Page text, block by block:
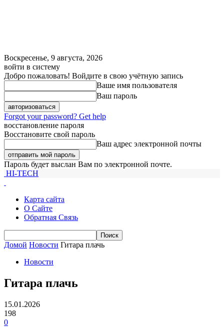
Воскресенье, 9 августа, 2026
войти в систему
Добро пожаловать! Войдите в свою учётную запись
Ваше имя пользователя
Ваш пароль
Forgot your password? Get help
восстановление пароля
Восстановите свой пароль
Ваш адрес электронной почты
Пароль будет выслан Вам по электронной почте.
HI-TECH
Карта сайта
О Сайте
Обратная Связь
Домой Новости Гитара плачь
Новости
Гитара плачь
15.01.2026
198
0